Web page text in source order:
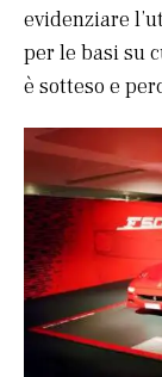
evidenziare
per le basi su
è sotteso e